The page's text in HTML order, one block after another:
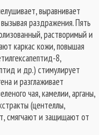
выравнивает
раздражения. Пять
растворимый и
каркас кожи, повышая
8,
и др.) стимулирует
и разглаживает
чая, камелии, арганы,
(центеллы,
смягчают и защищают от